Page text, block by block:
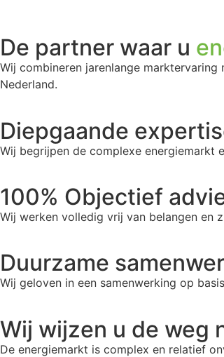
De partner waar u
Wij combineren jarenlange
Nederland.
Diepgaande
Wij begrijpen de complexe energiemarkt
100% Objectief
Wij werken volledig vrij van belangen en
Duurzame
Wij geloven in een samenwerking op
Wij wijzen u de weg
De energiemarkt is complex en relatief